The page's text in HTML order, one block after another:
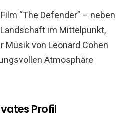
“The Defender” – neben
im Mittelpunkt,
Musik von Leonard Cohen
Atmosphäre
Profil